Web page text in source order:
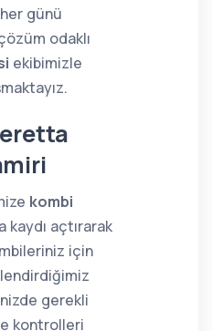
günü
odaklı
ekibimizle
kombi
kaydı açtırarak
için
gerekli
kontrolleri